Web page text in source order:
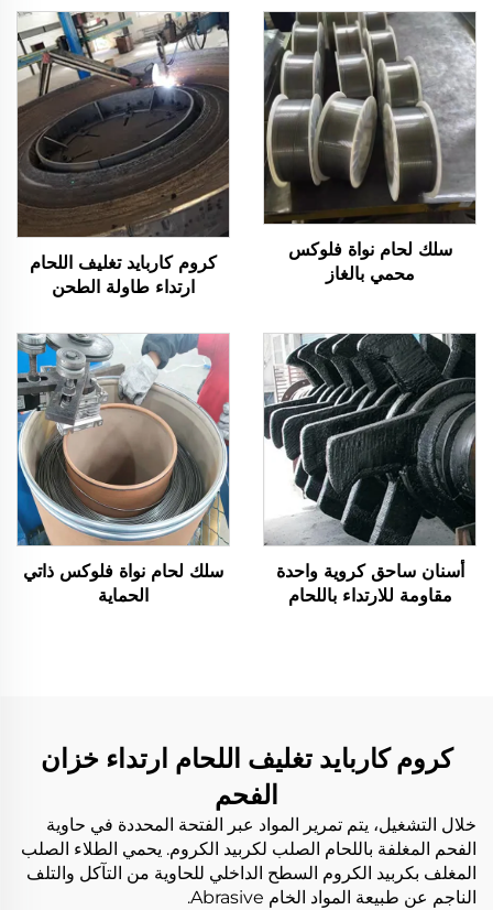
سلك لحام نواة فلوكس
محمي بالغاز
كروم كاربايد تغليف اللحام
ارتداء طاولة الطحن
أسنان ساحق كروية واحدة
مقاومة للارتداء باللحام
سلك لحام نواة فلوكس ذاتي
الحماية
كروم كاربايد تغليف اللحام ارتداء خزان
الفحم
خلال التشغيل، يتم تمرير المواد عبر الفتحة المحددة في حاوية
الفحم المغلفة باللحام الصلب لكربيد الكروم. يحمي الطلاء الصلب
المغلف بكربيد الكروم السطح الداخلي للحاوية من التآكل والتلف
الناجم عن طبيعة المواد الخام Abrasive.